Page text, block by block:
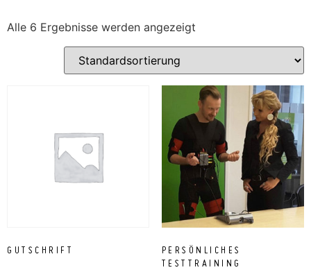
Alle 6 Ergebnisse werden angezeigt
GUTSCHRIFT
PERSÖNLICHES
TESTTRAINING